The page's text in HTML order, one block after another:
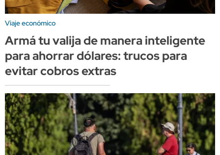
Viaje económico
Armá tu valija de manera inteligente
para ahorrar dólares: trucos para
evitar cobros extras